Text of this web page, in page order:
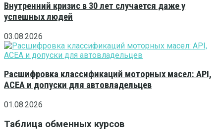
Внутренний кризис в 30 лет случается даже у
успешных людей
03.08.2026
Расшифровка классификаций моторных масел: API,
ACEA и допуски для автовладельцев
01.08.2026
Таблица обменных курсов